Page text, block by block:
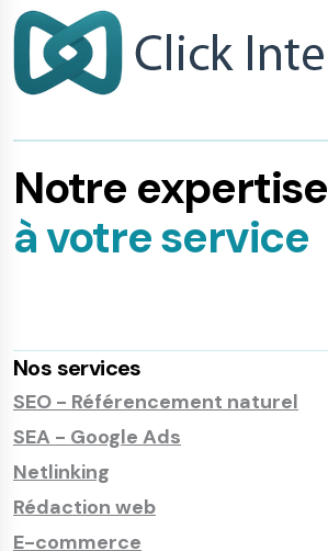
Notre expertise
à votre service
Nos services
SEO - Référencement naturel
SEA - Google Ads
Netlinking
Rédaction web
E-commerce